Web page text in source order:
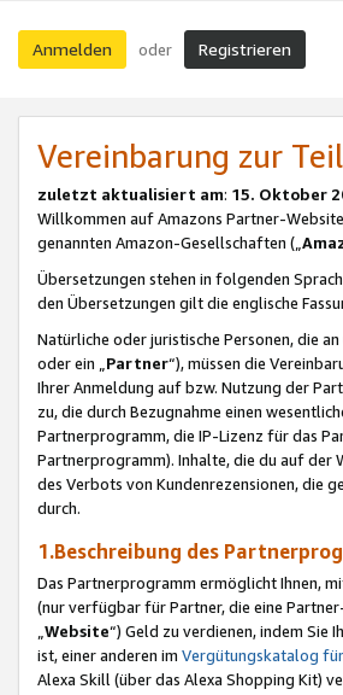
Anmelden oder Registrieren
Vereinbarung zur
zuletzt aktualisiert am: 15. Oktober
Willkommen auf Amazons Partner-
genannten Amazon-Gesellschaften („
Übersetzungen stehen in folgenden
den Übersetzungen gilt die englische
Natürliche oder juristische Personen, die
oder ein „Partner“), müssen die
Ihrer Anmeldung auf bzw. Nutzung der
zu, die durch Bezugnahme einen
Partnerprogramm, die IP-Lizenz für das
Partnerprogramm). Inhalte, die du auf der
des Verbots von Kundenrezensionen, die
durch.
1.Beschreibung des
Das Partnerprogramm ermöglicht Ihnen,
(nur verfügbar für Partner, die eine
Website“) Geld zu verdienen, indem Sie
ist, einer anderen im Vergütungskatalog
Alexa Skill (über das Alexa Shopping Kit)